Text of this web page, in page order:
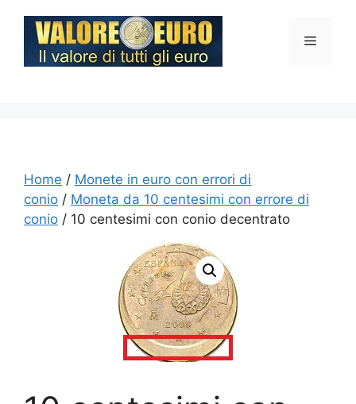
contenuto
Menu
Home / Monete in euro con errori di
conio / Moneta da 10 centesimi con errore di
conio / 10 centesimi con conio decentrato